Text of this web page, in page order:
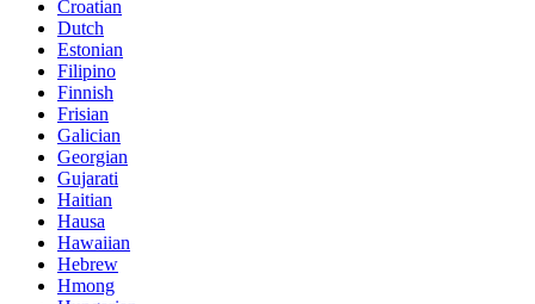
Croatian
Dutch
Estonian
Filipino
Finnish
Frisian
Galician
Georgian
Gujarati
Haitian
Hausa
Hawaiian
Hebrew
Hmong